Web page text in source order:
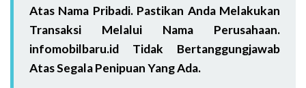
Atas Nama Pribadi. Pastikan Anda Melakukan
Transaksi Melalui Nama Perusahaan.
infomobilbaru.id Tidak Bertanggungjawab
Atas Segala Penipuan Yang Ada.